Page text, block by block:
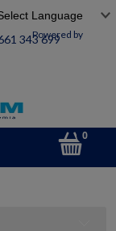
Powered by
343 699